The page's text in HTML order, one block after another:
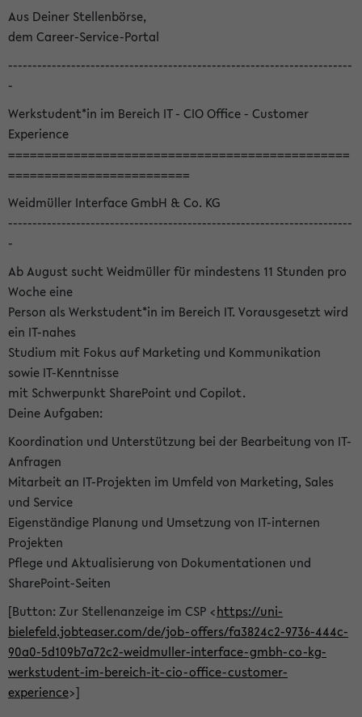
Aus Deiner Stellenbörse,
dem Career-Service-Portal
-----------------------------------------------------------------------
-
Werkstudent*in im Bereich IT - CIO Office - Customer
Experience
===============================================
=========================
Weidmüller Interface GmbH & Co. KG
-----------------------------------------------------------------------
-
Ab August sucht Weidmüller für mindestens 11 Stunden pro
Woche eine
Person als Werkstudent*in im Bereich IT. Vorausgesetzt wird
ein IT-nahes
Studium mit Fokus auf Marketing und Kommunikation
sowie IT-Kenntnisse
mit Schwerpunkt SharePoint und Copilot.
Deine Aufgaben:
Koordination und Unterstützung bei der Bearbeitung von IT-
Anfragen
Mitarbeit an IT-Projekten im Umfeld von Marketing, Sales
und Service
Eigenständige Planung und Umsetzung von IT-internen
Projekten
Pflege und Aktualisierung von Dokumentationen und
SharePoint-Seiten
[Button: Zur Stellenanzeige im CSP <https://uni-
bielefeld.jobteaser.com/de/job-offers/fa3824c2-9736-444c-
90a0-5d109b7a72c2-weidmuller-interface-gmbh-co-kg-
werkstudent-im-bereich-it-cio-office-customer-
experience>]